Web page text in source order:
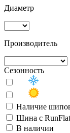
Диаметр
Производитель
Сезонность
Наличие
Шина с RunFlat
В наличии